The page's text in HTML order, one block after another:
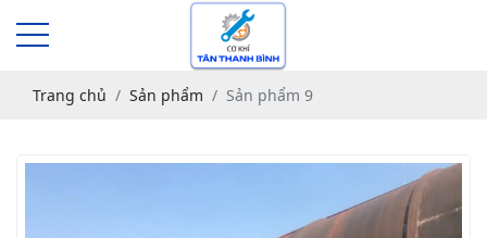
Trang chủ Sản phẩm Sản phẩm 9